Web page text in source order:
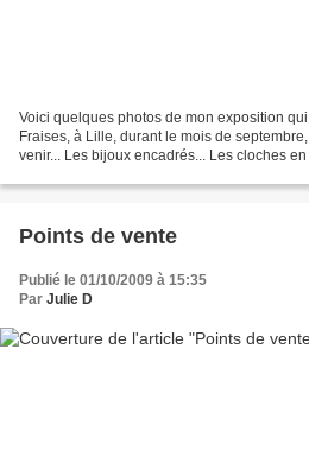
Voici quelques photos de mon exposition
Fraises, à Lille, durant le mois de
venir... Les bijoux encadrés... Les cloches
Points de vente
Publié le 01/10/2009 à 15:35
Par Julie D